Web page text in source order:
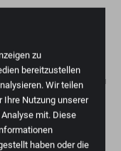
zu
bereitzustellen
Wir teilen
Ihre Nutzung unserer
mit. Diese
haben oder die
seine Form
Der Austausch des
Möglichkeit,
Ihres Sitzes zu
die viele Kilometer
legen.